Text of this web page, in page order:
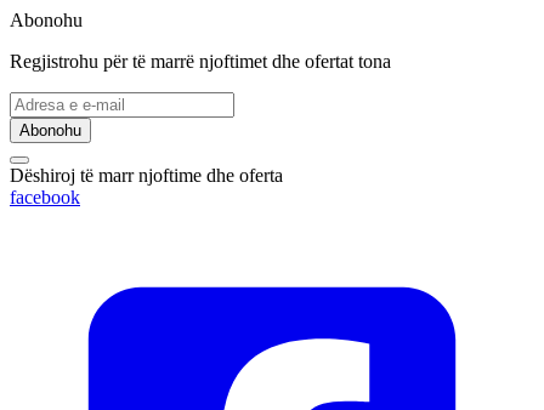
Abonohu
Regjistrohu për të marrë njoftimet dhe ofertat tona
Abonohu
Dëshiroj të marr njoftime dhe oferta
facebook